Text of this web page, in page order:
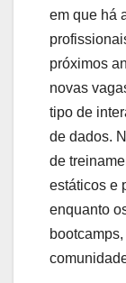
em que há
próximos
novas
tipo de
de dados.
de
estáticos e
enquanto